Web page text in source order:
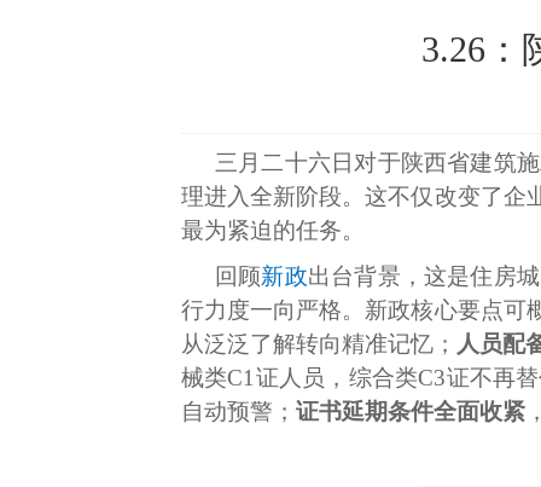
3.26：
三月二十六日对于陕西省建筑
理进入全新阶段。这不仅改变了企
最为紧迫的任务。
回顾新政出台背景，这是住房
行力度一向严格。新政核心要点可
从泛泛了解转向精准记忆； 人员配
械类C1证人员，综合类C3证不再
自动预警； 证书延期条件全面收紧